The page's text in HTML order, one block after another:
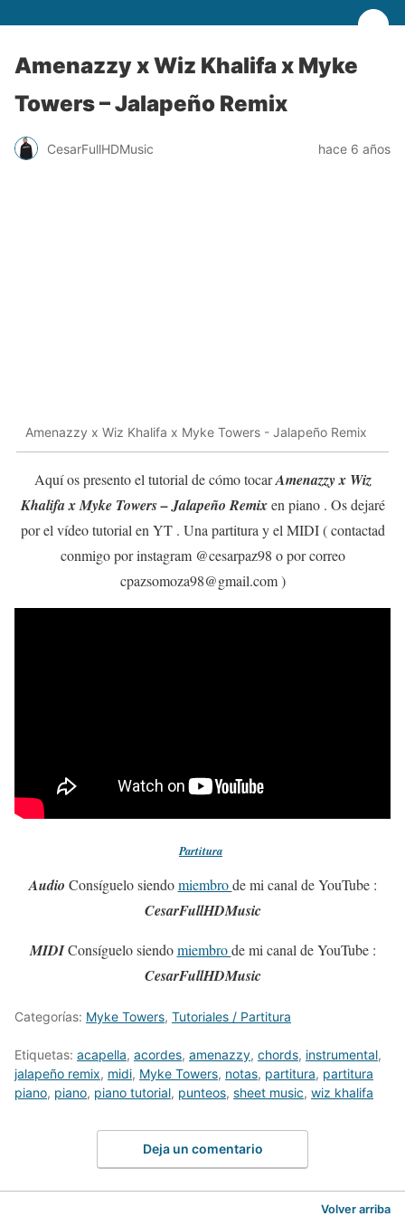
Amenazzy x Wiz Khalifa x Myke
Towers – Jalapeño Remix
CesarFullHDMusic hace 6 años
Amenazzy x Wiz Khalifa x Myke Towers - Jalapeño Remix
Aquí os presento el tutorial de cómo tocarAmenazzy x Wiz
Khalifa x Myke Towers – Jalapeño Remixen piano . Os dejaré
por el vídeo tutorial en YT . Una partitura y el MIDI ( contactad
conmigo por instagram @cesarpaz98 o por correo
cpazsomoza98@gmail.com )
Partitura
Audio Consíguelo siendomiembrode mi canal de YouTube :
CesarFullHDMusic
MIDI Consíguelo siendomiembrode mi canal de YouTube :
CesarFullHDMusic
Categorías: Myke Towers, Tutoriales / Partitura
Etiquetas: acapella, acordes, amenazzy, chords, instrumental,
jalapeño remix, midi, Myke Towers, notas, partitura, partitura
piano, piano, piano tutorial, punteos, sheet music, wiz khalifa
Deja un comentario
Volver arriba